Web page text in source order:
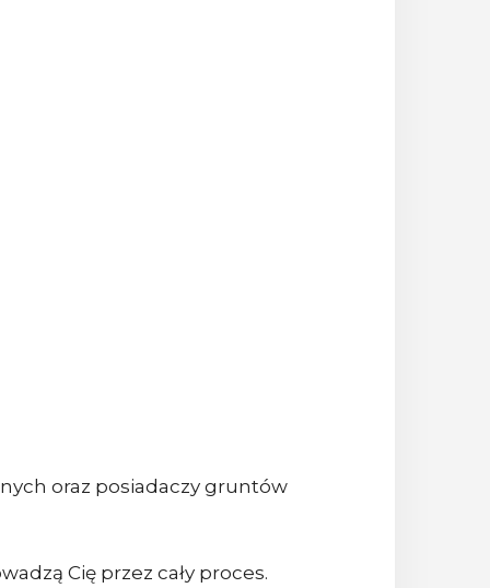
oraz posiadaczy gruntów
Cię przez cały proces.